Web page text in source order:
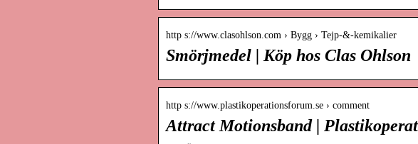
http s://www.clasohlson.com › Bygg › Tejp-&-kemikalier
Smörjmedel | Köp hos Clas Ohlson
http s://www.plastikoperationsforum.se › comment
Attract Motionsband |